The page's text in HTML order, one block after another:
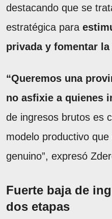
destacando que se
estratégica para
privada y fomentar
“Queremos una
no asfixie a quienes
de ingresos brutos es
modelo productivo
genuino”, expresó
Fuerte baja de
dos etapas